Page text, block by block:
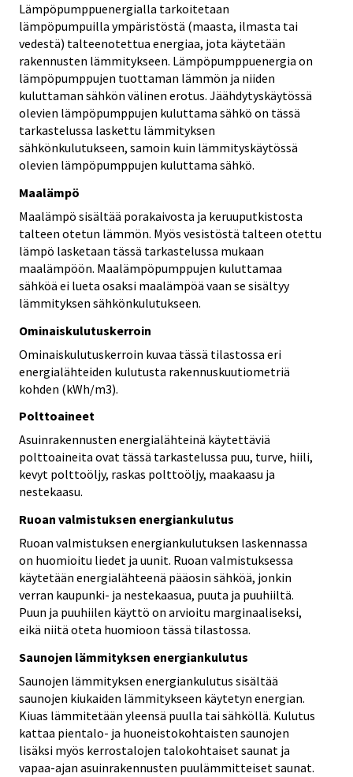
Lämpöpumppuenergialla tarkoitetaan
lämpöpumpuilla ympäristöstä (maasta, ilmasta tai
vedestä) talteenotettua energiaa, jota käytetään
rakennusten lämmitykseen. Lämpöpumppuenergia on
lämpöpumppujen tuottaman lämmön ja niiden
kuluttaman sähkön välinen erotus. Jäähdytyskäytössä
olevien lämpöpumppujen kuluttama sähkö on tässä
tarkastelussa laskettu lämmityksen
sähkönkulutukseen, samoin kuin lämmityskäytössä
olevien lämpöpumppujen kuluttama sähkö.
Maalämpö
Maalämpö sisältää porakaivosta ja keruuputkistosta
talteen otetun lämmön. Myös vesistöstä talteen otettu
lämpö lasketaan tässä tarkastelussa mukaan
maalämpöön. Maalämpöpumppujen kuluttamaa
sähköä ei lueta osaksi maalämpöä vaan se sisältyy
lämmityksen sähkönkulutukseen.
Ominaiskulutuskerroin
Ominaiskulutuskerroin kuvaa tässä tilastossa eri
energialähteiden kulutusta rakennuskuutiometriä
kohden (kWh/m3).
Polttoaineet
Asuinrakennusten energialähteinä käytettäviä
polttoaineita ovat tässä tarkastelussa puu, turve, hiili,
kevyt polttoöljy, raskas polttoöljy, maakaasu ja
nestekaasu.
Ruoan valmistuksen energiankulutus
Ruoan valmistuksen energiankulutuksen laskennassa
on huomioitu liedet ja uunit. Ruoan valmistuksessa
käytetään energialähteenä pääosin sähköä, jonkin
verran kaupunki- ja nestekaasua, puuta ja puuhiiltä.
Puun ja puuhiilen käyttö on arvioitu marginaaliseksi,
eikä niitä oteta huomioon tässä tilastossa.
Saunojen lämmityksen energiankulutus
Saunojen lämmityksen energiankulutus sisältää
saunojen kiukaiden lämmitykseen käytetyn energian.
Kiuas lämmitetään yleensä puulla tai sähköllä. Kulutus
kattaa pientalo- ja huoneistokohtaisten saunojen
lisäksi myös kerrostalojen talokohtaiset saunat ja
vapaa-ajan asuinrakennusten puulämmitteiset saunat.